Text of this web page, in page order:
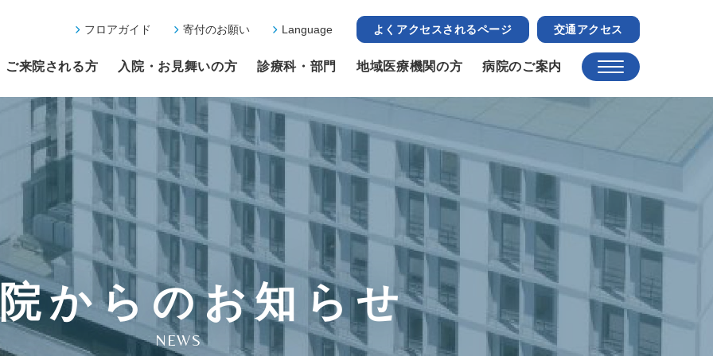
フロアガイド 寄付のお願い Language よくアクセスされるページ 交通アクセス
ご来院される方 入院・お見舞いの方 診療科・部門 地域医療機関の方 病院のご案内
からのお知らせ
NEWS